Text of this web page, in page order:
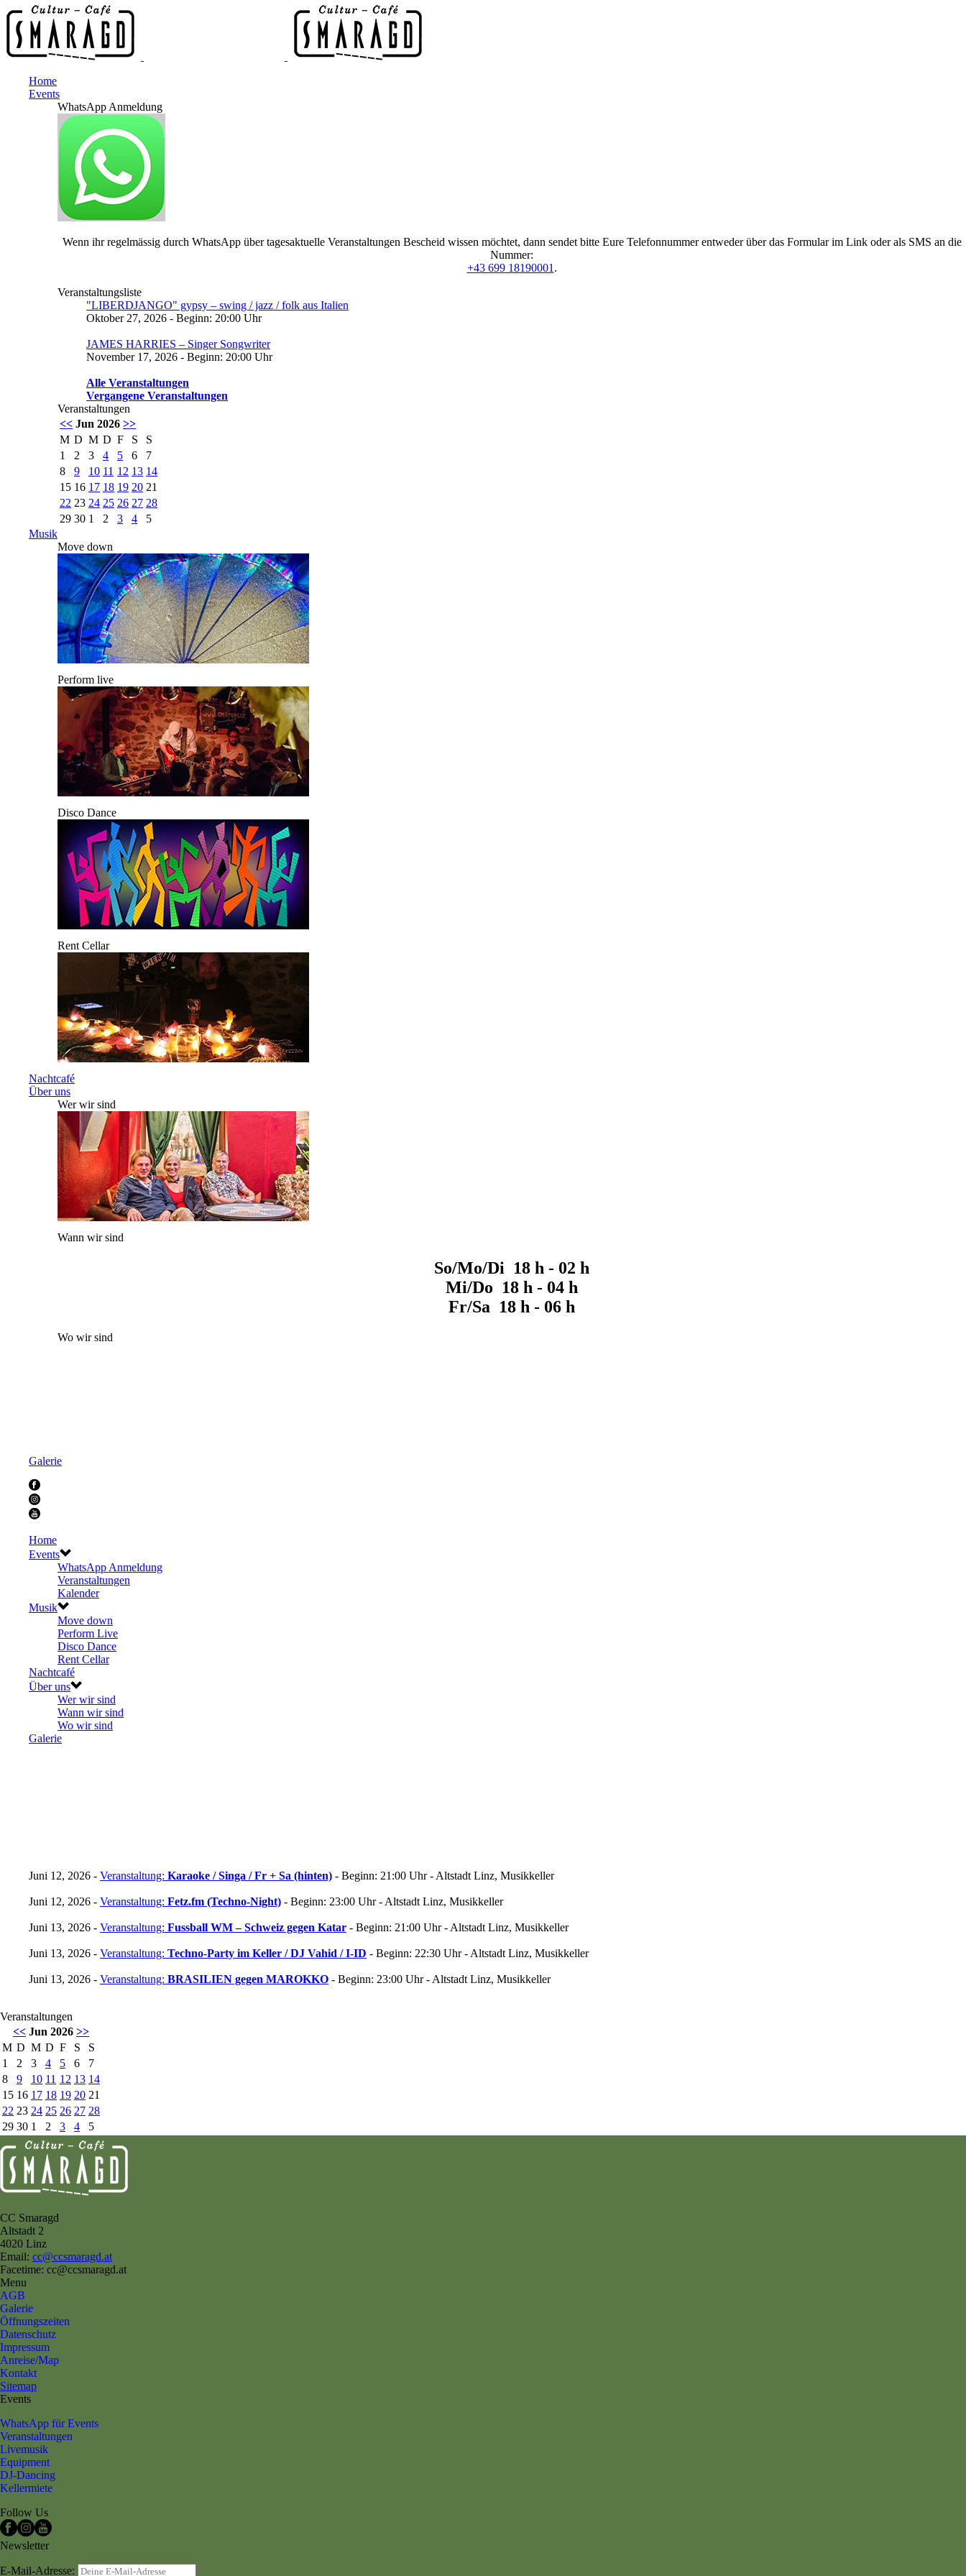
Home
Events
WhatsApp Anmeldung
Wenn ihr regelmässig durch WhatsApp über tagesaktuelle Veranstaltungen Bescheid wissen möchtet, dann sendet bitte Eure Telefonnummer entweder über das Formular im Link oder als SMS an die
Nummer:
+43 699 18190001 .
Veranstaltungsliste
"LIBERDJANGO" gypsy – swing / jazz / folk aus Italien
Oktober 27, 2026 - Beginn: 20:00 Uhr
JAMES HARRIES – Singer Songwriter
November 17, 2026 - Beginn: 20:00 Uhr
Alle Veranstaltungen
Vergangene Veranstaltungen
Veranstaltungen
<< Jun 2026 >>
M D M D F S
S
1
2 3 4 5 6
7
8
9 10 11 12 13 14
15 16 17 18 19 20 21
22 23 24 25 26 27 28
29 30 1 2 3 4
5
Musik
Move down
Perform live
Disco Dance
Rent Cellar
Nachtcafé
Über uns
Wer wir sind
Wann wir sind
So/Mo/Di 18 h - 02 h
Mi/Do 18 h - 04 h
Fr/Sa 18 h - 06 h
Wo wir sind
Galerie
Home
Events
WhatsApp Anmeldung
Veranstaltungen
Kalender
Musik
Move down
Perform Live
Disco Dance
Rent Cellar
Nachtcafé
Über uns
Wer wir sind
Wann wir sind
Wo wir sind
Galerie
Juni 12, 2026 - Veranstaltung: Karaoke / Singa / Fr + Sa (hinten) - Beginn: 21:00 Uhr - Altstadt Linz, Musikkeller
Juni 12, 2026 - Veranstaltung: Fetz.fm (Techno-Night) - Beginn: 23:00 Uhr - Altstadt Linz, Musikkeller
Juni 13, 2026 - Veranstaltung: Fussball WM – Schweiz gegen Katar - Beginn: 21:00 Uhr - Altstadt Linz, Musikkeller
Juni 13, 2026 - Veranstaltung: Techno-Party im Keller / DJ Vahid / I-ID - Beginn: 22:30 Uhr - Altstadt Linz, Musikkeller
Juni 13, 2026 - Veranstaltung: BRASILIEN gegen MAROKKO - Beginn: 23:00 Uhr - Altstadt Linz, Musikkeller
Veranstaltungen
<< Jun 2026 >>
M D M D F S
S
1
2 3 4 5 6
7
8
9 10 11 12 13 14
15 16 17 18 19 20 21
22 23 24 25 26 27 28
29 30 1 2 3 4 5
CC Smaragd
Altstadt 2
4020 Linz
Email: cc@ccsmaragd.at
Facetime: cc@ccsmaragd.at
Menu
AGB
Galerie
Öffnungszeiten
Datenschutz
Impressum
Anreise/Map
Kontakt
Sitemap
Events
WhatsApp für Events
Veranstaltungen
Livemusik
Equipment
DJ-Dancing
Kellermiete
Follow Us
Newsletter
E-Mail-Adresse: